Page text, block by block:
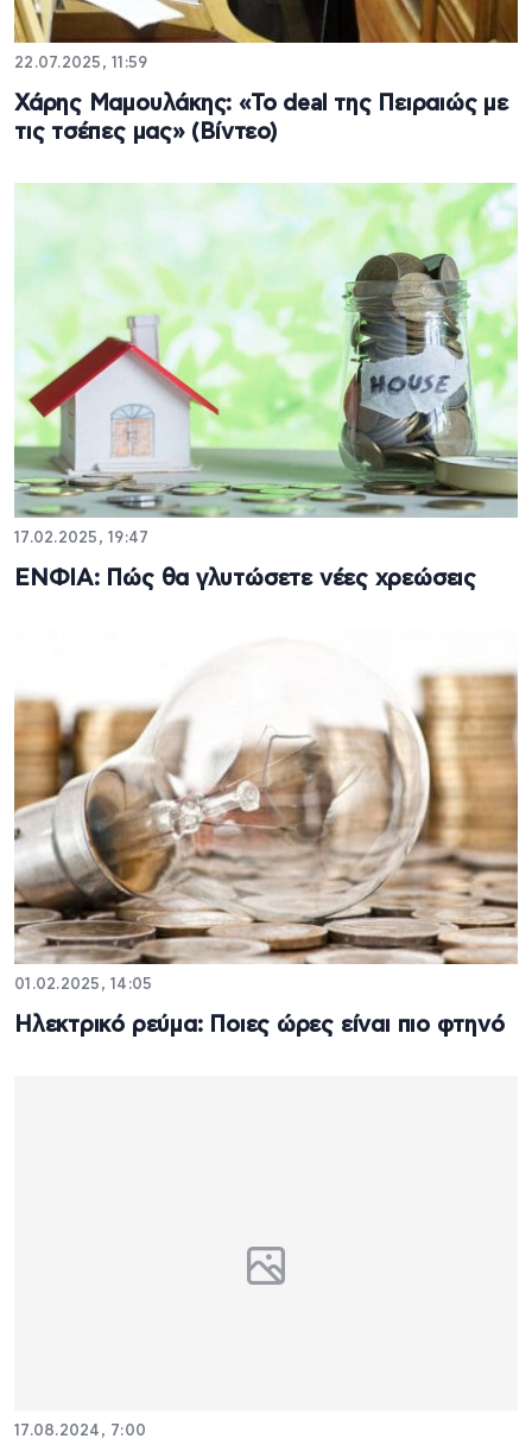
22.07.2025, 11:59
Χάρης Μαμουλάκης: «Το deal της Πειραιώς με
τις τσέπες μας» (Βίντεο)
17.02.2025, 19:47
ΕΝΦΙΑ: Πώς θα γλυτώσετε νέες χρεώσεις
01.02.2025, 14:05
Ηλεκτρικό ρεύμα: Ποιες ώρες είναι πιο φτηνό
17.08.2024, 7:00